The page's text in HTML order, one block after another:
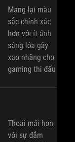
Mang lại màu
sắc chính xác
hơn với ít ánh
sáng lóa gây
xao nhãng cho
gaming thi đấu
Thoải mái hơn
với sự đắm